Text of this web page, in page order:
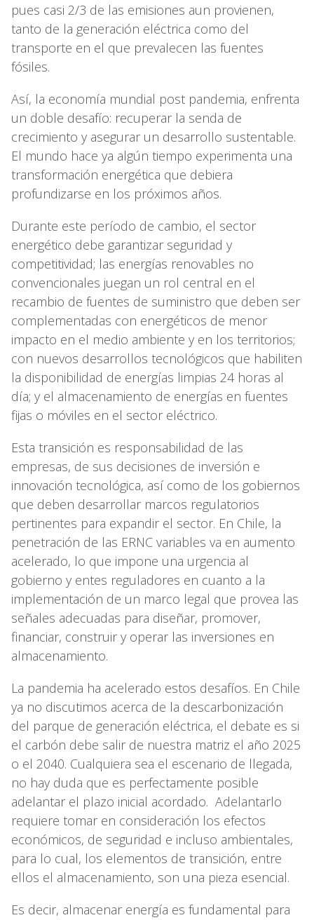
pues casi 2/3 de las emisiones aun provienen,
tanto de la generación eléctrica como del
transporte en el que prevalecen las fuentes
fósiles.
Así, la economía mundial post pandemia, enfrenta
un doble desafío: recuperar la senda de
crecimiento y asegurar un desarrollo sustentable.
El mundo hace ya algún tiempo experimenta una
transformación energética que debiera
profundizarse en los próximos años.
Durante este período de cambio, el sector
energético debe garantizar seguridad y
competitividad; las energías renovables no
convencionales juegan un rol central en el
recambio de fuentes de suministro que deben ser
complementadas con energéticos de menor
impacto en el medio ambiente y en los territorios;
con nuevos desarrollos tecnológicos que habiliten
la disponibilidad de energías limpias 24 horas al
día; y el almacenamiento de energías en fuentes
fijas o móviles en el sector eléctrico.
Esta transición es responsabilidad de las
empresas, de sus decisiones de inversión e
innovación tecnológica, así como de los gobiernos
que deben desarrollar marcos regulatorios
pertinentes para expandir el sector. En Chile, la
penetración de las ERNC variables va en aumento
acelerado, lo que impone una urgencia al
gobierno y entes reguladores en cuanto a la
implementación de un marco legal que provea las
señales adecuadas para diseñar, promover,
financiar, construir y operar las inversiones en
almacenamiento.
La pandemia ha acelerado estos desafíos. En Chile
ya no discutimos acerca de la descarbonización
del parque de generación eléctrica, el debate es si
el carbón debe salir de nuestra matriz el año 2025
o el 2040. Cualquiera sea el escenario de llegada,
no hay duda que es perfectamente posible
adelantar el plazo inicial acordado. Adelantarlo
requiere tomar en consideración los efectos
económicos, de seguridad e incluso ambientales,
para lo cual, los elementos de transición, entre
ellos el almacenamiento, son una pieza esencial.
Es decir, almacenar energía es fundamental para